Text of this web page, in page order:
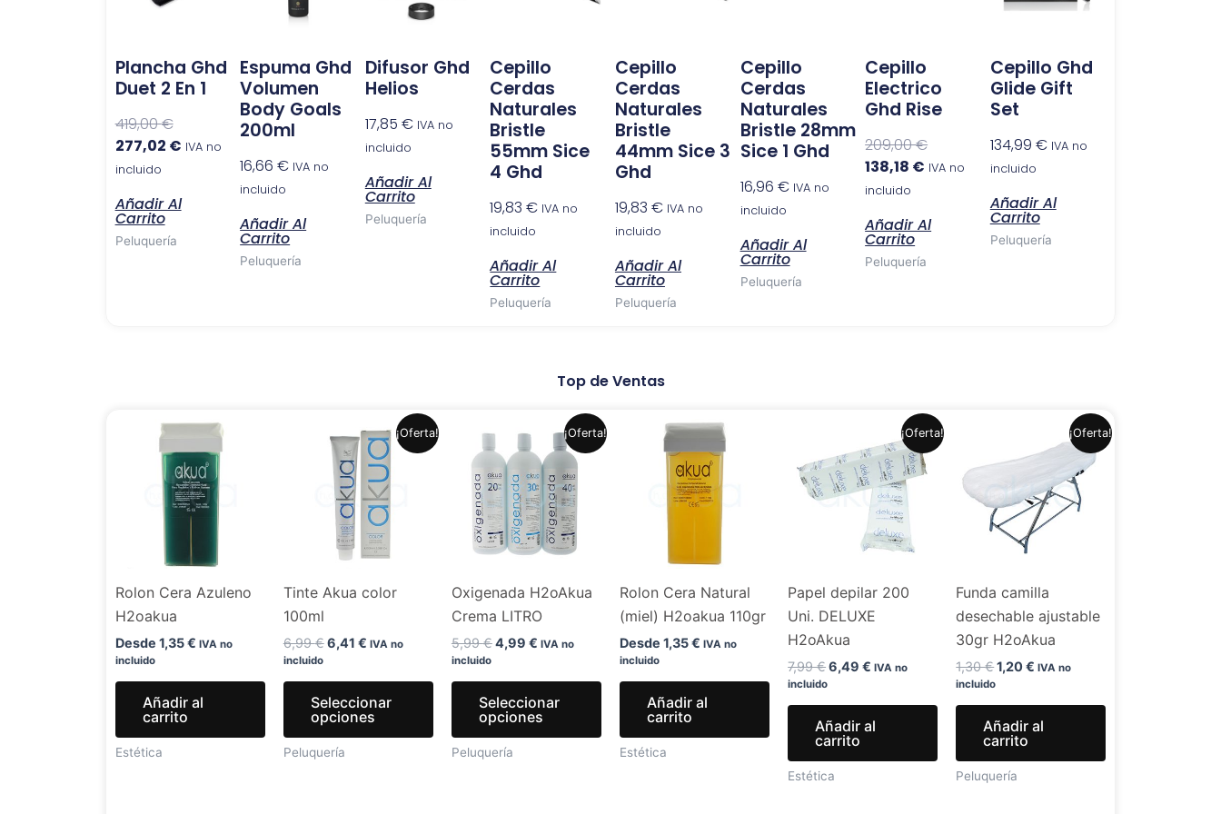
Plancha Ghd
Duet 2 En 1
419,00€
277,02 € IVA no
incluido
Añadir Al
Carrito
Peluquería
Espuma Ghd
Volumen
Body Goals
200ml
16,66€ IVA no
incluido
Añadir Al
Carrito
Peluquería
Difusor Ghd
Helios
17,85 € IVA no
incluido
Añadir Al
Carrito
Peluquería
Cepillo
Cerdas
Naturales
Bristle
55mm Sice
4 Ghd
19,83€ IVA no
incluido
Añadir Al
Carrito
Peluquería
Cepillo
Cerdas
Naturales
Bristle
44mm Sice 3
Ghd
19,83 € IVA no
incluido
Añadir Al
Carrito
Peluquería
Cepillo
Cerdas
Naturales
Bristle 28mm
Sice 1 Ghd
16,96 € IVA no
incluido
Añadir Al
Carrito
Peluquería
Cepillo
Electrico
Ghd Rise
209,00€
138,18 € IVA no
incluido
Añadir Al
Carrito
Peluquería
Cepillo Ghd
Glide Gift
Set
134,99 € IVA no
incluido
Añadir Al
Carrito
Peluquería
Top de Ventas
Rolon Cera Azuleno
H2oakua
Desde 1,35€ IVA no
incluido
Añadir al
carrito
Estética
¡Oferta!
Tinte Akua color
100ml
6,99€
precio
original
era:
6,99 €.
6,41 €
precio
actual
es:
6,41 €.
IVA no
incluido
Seleccionar
opciones
Este
producto
múltiples
variantes.
pueden
elegir
la
de
producto
Peluquería
¡Oferta!
Oxigenada H2oAkua
Crema LITRO
5,99€
precio
original
era:
5,99 €.
4,99 €
precio
actual
es:
4,99 €.
IVA no
incluido
Seleccionar
opciones
Este
producto
pueden
elegir
la
de
producto
Peluquería
Rolon Cera Natural
(miel) H2oakua 110gr
Desde 1,35€ IVA no
incluido
Añadir al
carrito
Estética
¡Oferta!
Papel depilar 200
Uni. DELUXE
H2oAkua
7,99€
original
era:
7,99 €.
6,49€
precio
actual
es:
6,49 €.
IVA no
incluido
Añadir al
carrito
Estética
¡Oferta!
Funda camilla
desechable ajustable
30gr H2oAkua
1,30€
original
1,30 €.
1,20€
precio
actual
1,20 €.
IVA no
incluido
Añadir al
carrito
Peluquería